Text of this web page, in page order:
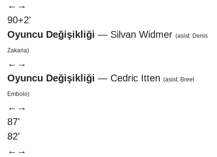
← →
90+2'
Oyuncu Değişikliği — Silvan Widmer (asist: Denis
Zakaria)
← →
Oyuncu Değişikliği — Cedric Itten (asist: Breel
Embolo)
← →
87'
82'
← →